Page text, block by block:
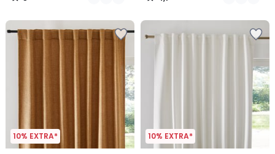
10% EXTRA* 10% EXTRA*